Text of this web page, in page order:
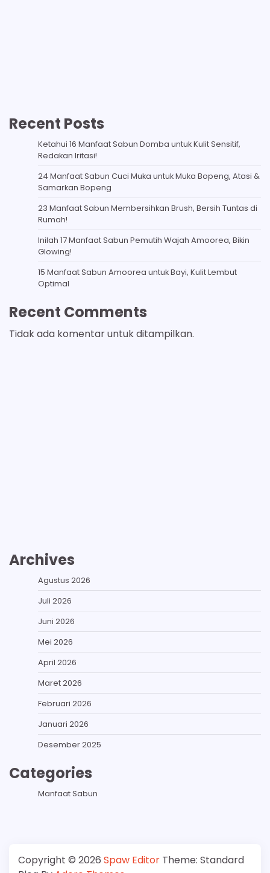
Recent Posts
Ketahui 16 Manfaat Sabun Domba untuk Kulit Sensitif,
Redakan Iritasi!
24 Manfaat Sabun Cuci Muka untuk Muka Bopeng, Atasi &
Samarkan Bopeng
23 Manfaat Sabun Membersihkan Brush, Bersih Tuntas di
Rumah!
Inilah 17 Manfaat Sabun Pemutih Wajah Amoorea, Bikin
Glowing!
15 Manfaat Sabun Amoorea untuk Bayi, Kulit Lembut
Optimal
Recent Comments
Tidak ada komentar untuk ditampilkan.
Archives
Agustus 2026
Juli 2026
Juni 2026
Mei 2026
April 2026
Maret 2026
Februari 2026
Januari 2026
Desember 2025
Categories
Manfaat Sabun
Copyright © 2026 Spaw Editor Theme: Standard